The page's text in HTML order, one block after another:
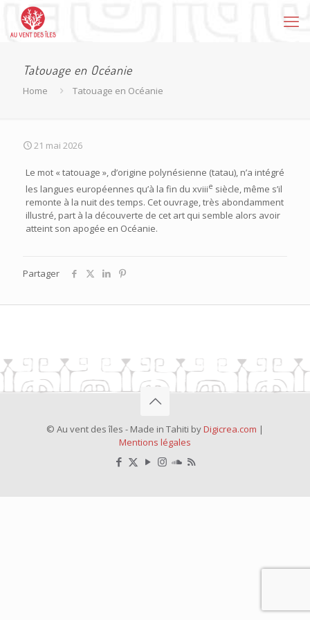
Tatouage en Océanie
Home Tatouage en Océanie
21 mai 2026
Le mot « tatouage », d’origine polynésienne (tatau), n’a intégré
les langues européennes qu’à la fin du xviiie siècle, même s’il
remonte à la nuit des temps. Cet ouvrage, très abondamment
illustré, part à la découverte de cet art qui semble alors avoir
atteint son apogée en Océanie.
Partager
© Au vent des îles - Made in Tahiti byDigicrea.com |
Mentions légales